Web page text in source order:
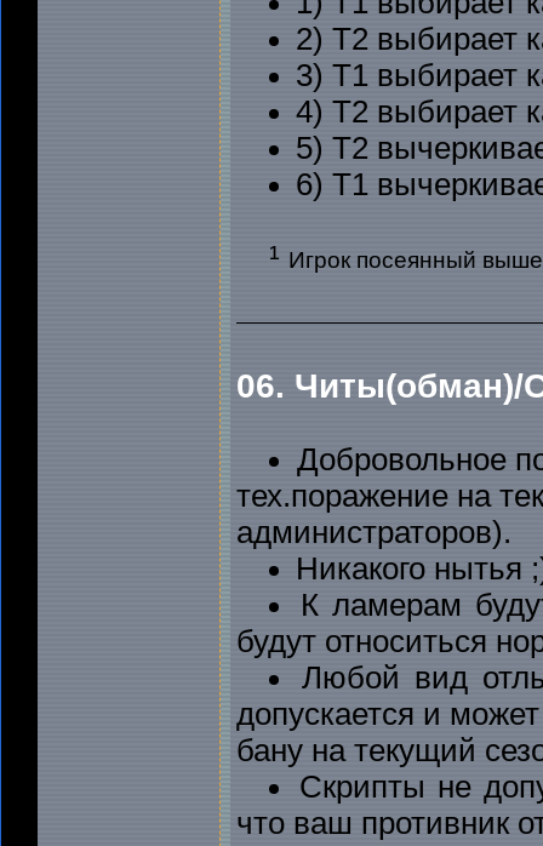
2) Т2 выбирает
3) Т1 выбирает
4) Т2 выбирает
5) Т2
6) Т1
¹ Игрок посеянный
06. Читы(обман)/
Добровольное
тех.поражение на
администраторов).
Никакого нытья
К ламерам
будут относиться
Любой вид
допускается и
бану на текущий
Скрипты не
что ваш противник